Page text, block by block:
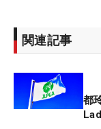
関連記事
都